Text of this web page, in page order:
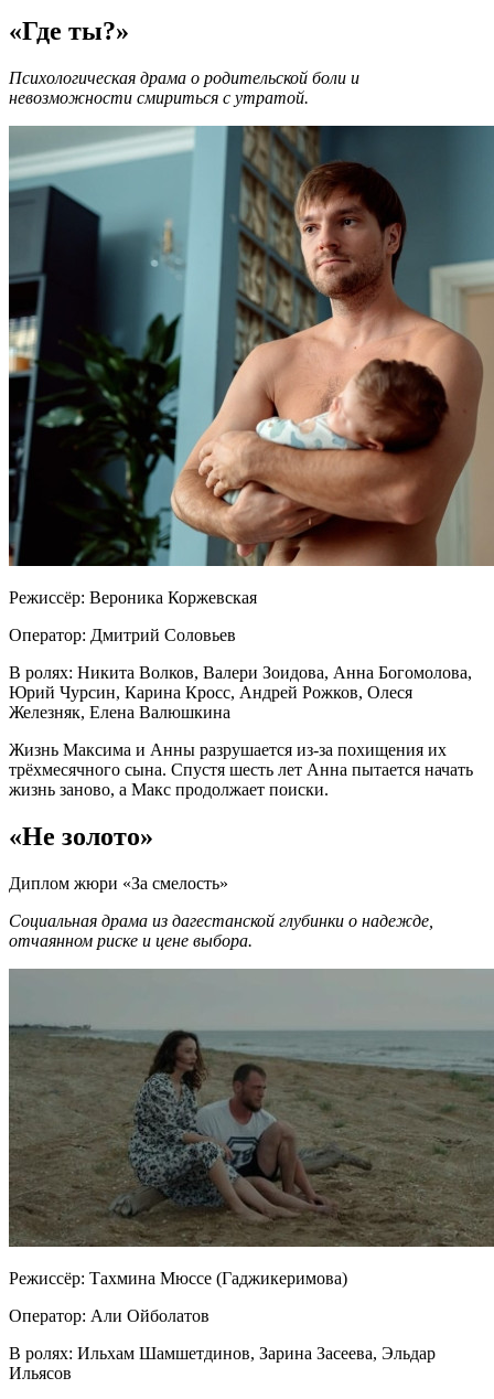
«Где ты?»
Психологическая драма о родительской боли и
невозможности смириться с утратой.
Режиссёр: Вероника Коржевская
Оператор: Дмитрий Соловьев
В ролях: Никита Волков, Валери Зоидова, Анна Богомолова,
Юрий Чурсин, Карина Кросс, Андрей Рожков, Олеся
Железняк, Елена Валюшкина
Жизнь Максима и Анны разрушается из-за похищения их
трёхмесячного сына. Спустя шесть лет Анна пытается начать
жизнь заново, а Макс продолжает поиски.
«Не золото»
Диплом жюри «За смелость»
Социальная драма из дагестанской глубинки о надежде,
отчаянном риске и цене выбора.
Режиссёр: Тахмина Мюссе (Гаджикеримова)
Оператор: Али Ойболатов
В ролях: Ильхам Шамшетдинов, Зарина Засеева, Эльдар
Ильясов